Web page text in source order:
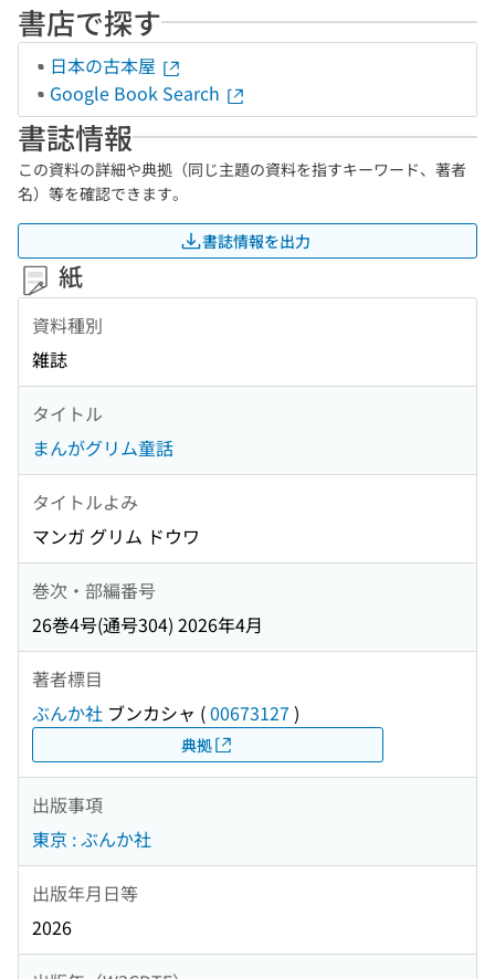
書店で探す
日本の古本屋
Google Book Search
書誌情報
この資料の詳細や典拠（同じ主題の資料を指すキーワード、著者
名）等を確認できます。
書誌情報を出力
紙
資料種別
雑誌
タイトル
まんがグリム童話
タイトルよみ
マンガ グリム ドウワ
巻次・部編番号
26巻4号(通号304) 2026年4月
著者標目
ぶんか社 ブンカシャ (00673127 )
典拠
出版事項
東京 : ぶんか社
出版年月日等
2026